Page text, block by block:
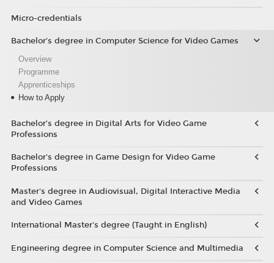
Micro-credentials
Bachelor’s degree in Computer Science for Video Games
Overview
Programme
Apprenticeships
How to Apply
Bachelor’s degree in Digital Arts for Video Game
Professions
Bachelor's degree in Game Design for Video Game
Professions
Master's degree in Audiovisual, Digital Interactive Media
and Video Games
International Master's degree (Taught in English)
Engineering degree in Computer Science and Multimedia